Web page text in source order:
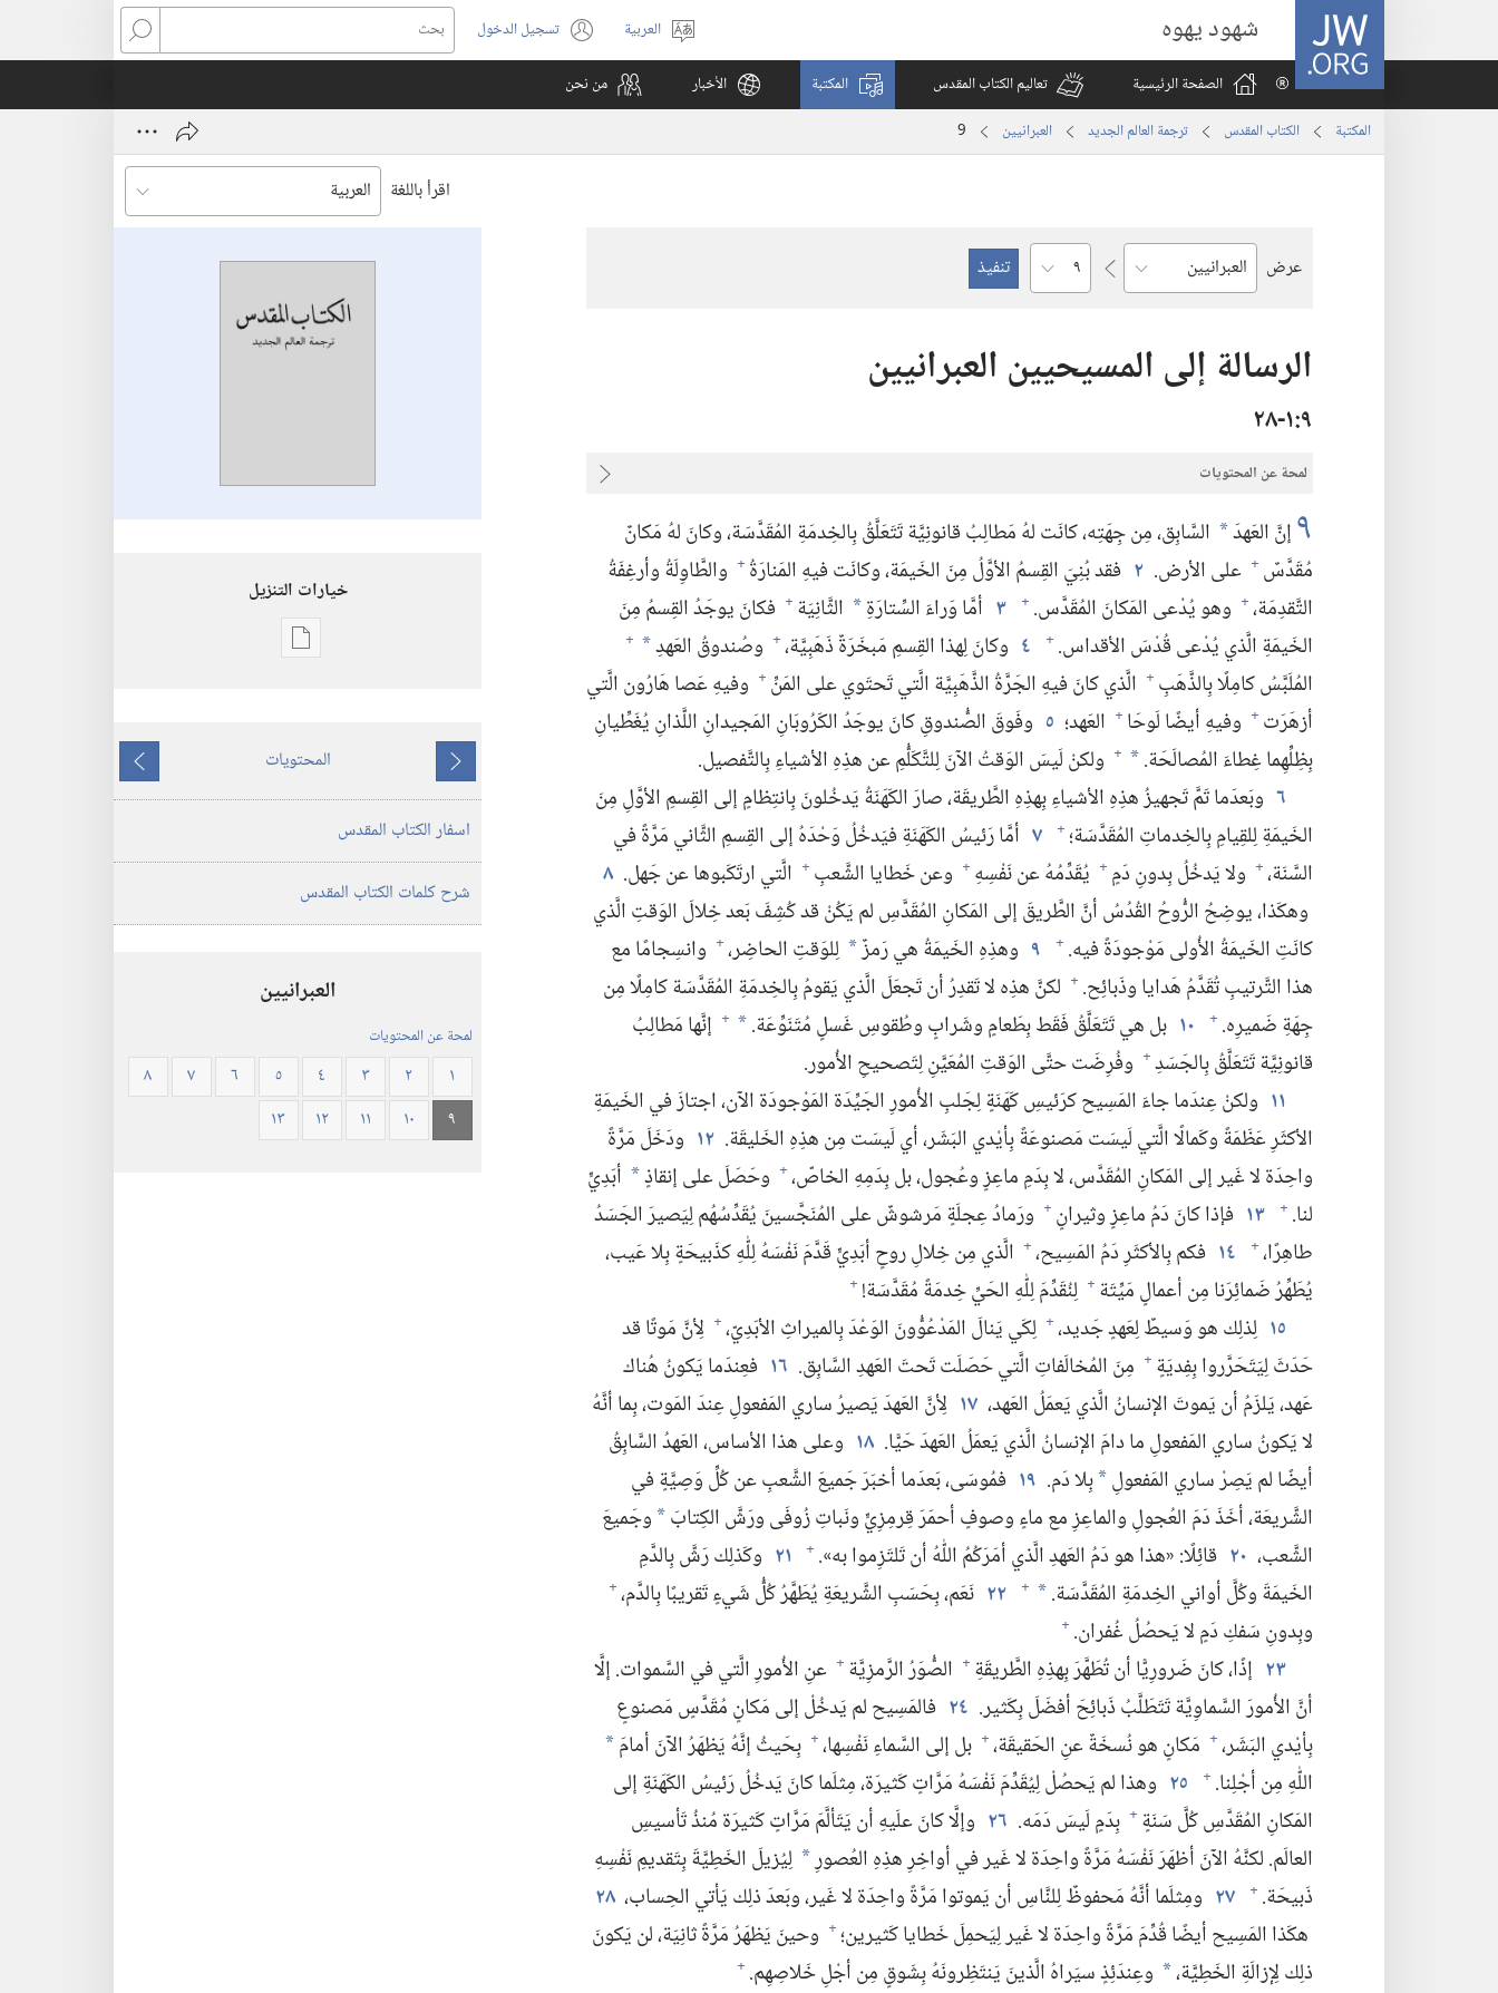
JW.ORG شهود يهوه
اختر
اللغة
العربية تسجيل الدخول
(يفتح
نافذة
بحث
الصفحة الرئيسية
تعاليم الكتاب المقدس المكتبة الأخبار من نحن
المكتبة الكتاب المقدس ترجمة العالم الجديد العبرانيين 9
اقرأ باللغة
عرض
السفر
الفصل
الرسالة إلى المسيحيين العبرانيين
٩‏:‏١‏-٢٨
لمحة عن المحتويات
٩إنَّ العَهدَ* السَّابِق،‏ مِن جِهَتِه،‏ كانَت لهُ مَطالِبُ قانونِيَّة تَتَعَلَّقُ بِالخِدمَةِ المُقَدَّسَة،‏ وكانَ لهُ مَكانٌ
مُقَدَّسٌ + على الأرض.‏ ٢ فقد بُنِيَ القِسمُ الأوَّلُ مِنَ الخَيمَة،‏ وكانَت فيهِ المَنارَةُ + والطَّاوِلَةُ وأرغِفَةُ
التَّقدِمَة،‏+ وهو يُدْعى المَكانَ المُقَدَّس.‏ + ٣ أمَّا وَراءَ السِّتارَةِ * الثَّانِيَة + فكانَ يوجَدُ القِسمُ مِنَ
الخَيمَةِ الَّذي يُدْعى قُدْسَ الأقداس.‏ + ٤ وكانَ لِهذا القِسمِ مَبخَرَةٌ ذَهَبِيَّة،‏+ وصُندوقُ العَهدِ*
+
المُلَبَّسُ كامِلًا بِالذَّهَبِ + الَّذي كانَ فيهِ الجَرَّةُ الذَّهَبِيَّة الَّتي تَحتَوي على المَنِّ + وفيهِ عَصا هَارُون الَّتي
أزهَرَت + وفيهِ أيضًا لَوحَا + العَهد؛‏ ٥ وفَوقَ الصُّندوقِ كانَ يوجَدُ الكَرُوبَانِ المَجيدانِ اللَّذانِ يُغَطِّيانِ
بِظِلِّهِما غِطاءَ المُصالَحَة.‏ *
+ ولكنْ لَيسَ الوَقتُ الآنَ لِلتَّكَلُّمِ عن هذِهِ الأشياءِ بِالتَّفصيل.‏
٦ وبَعدَما تَمَّ تَجهيزُ هذِهِ الأشياءِ بِهذِهِ الطَّريقَة،‏ صارَ الكَهَنَةُ يَدخُلونَ بِانتِظامٍ إلى القِسمِ الأوَّلِ مِنَ
الخَيمَةِ لِلقِيامِ بِالخِدماتِ المُقَدَّسَة؛‏+ ٧ أمَّا رَئيسُ الكَهَنَةِ فيَدخُلُ وَحْدَهُ إلى القِسمِ الثَّاني مَرَّةً في
السَّنَة،‏+ ولا يَدخُلُ بِدونِ دَمٍ + يُقَدِّمُهُ عن نَفْسِهِ + وعن خَطايا الشَّعبِ + الَّتي ارتَكَبوها عن جَهل.‏ ٨
وهكَذا،‏ يوضِحُ الرُّوحُ القُدُسُ أنَّ الطَّريقَ إلى المَكانِ المُقَدَّسِ لم يَكُنْ قد كُشِفَ بَعد خِلالَ الوَقتِ الَّذي
كانَتِ الخَيمَةُ الأُولى مَوْجودَةً فيه.‏ + ٩ وهذِهِ الخَيمَةُ هي رَمزٌ* لِلوَقتِ الحاضِر،‏+ وانسِجامًا مع
هذا التَّرتيبِ تُقَدَّمُ هَدايا وذَبائِح.‏ + لكنَّ هذِه لا تَقدِرُ أن تَجعَلَ الَّذي يَقومُ بِالخِدمَةِ المُقَدَّسَة كامِلًا مِن
جِهَةِ ضَميرِه.‏ + ١٠ بل هي تَتَعَلَّقُ فَقَط بِطَعامٍ وشَرابٍ وطُقوسِ غَسلٍ مُتَنَوِّعَة.‏ *
+ إنَّها مَطالِبُ
قانونِيَّة تَتَعَلَّقُ بِالجَسَدِ+ وفُرِضَت حتَّى الوَقتِ المُعَيَّنِ لِتَصحيحِ الأُمور.‏
١١ ولكنْ عِندَما جاءَ المَسِيح كرَئيسِ كَهَنَةٍ لِجَلبِ الأُمورِ الجَيِّدَة المَوْجودَة الآن،‏ اجتازَ في الخَيمَةِ
الأكثَرِ عَظَمَةً وكَمالًا الَّتي لَيسَت مَصنوعَةً بِأيْدي البَشَر،‏ أي لَيسَت مِن هذِهِ الخَليقَة.‏ ١٢ ودَخَلَ مَرَّةً
واحِدَة لا غَير إلى المَكانِ المُقَدَّس،‏ لا بِدَمِ ماعِزٍ وعُجول،‏ بل بِدَمِهِ الخاصّ،‏+ وحَصَلَ على إنقاذٍ* أبَدِيٍّ
لنا.‏ + ١٣ فإذا كانَ دَمُ ماعِزٍ وثيرانٍ + ورَمادُ عِجلَةٍ مَرشوشٌ على المُنَجَّسينَ يُقَدِّسُهُم لِيَصيرَ الجَسَدُ
طاهِرًا،‏+ ١٤ فكم بِالأكثَرِ دَمُ المَسِيح،‏+ الَّذي مِن خِلالِ روحٍ أبَدِيٍّ قَدَّمَ نَفْسَهُ لِلّٰهِ كذَبيحَةٍ بِلا عَيب،‏
يُطَهِّرُ ضَمائِرَنا مِن أعمالٍ مَيِّتَة + لِنُقَدِّمَ لِلّٰهِ الحَيِّ خِدمَةً مُقَدَّسَة!‏ +
١٥ لِذلِك هو وَسيطٌ لِعَهدٍ جَديد،‏+ لِكَي يَنالَ المَدْعُوُّونَ الوَعْدَ بِالميراثِ الأبَدِيّ،‏+ لِأنَّ مَوتًا قد
حَدَثَ لِيَتَحَرَّروا بِفِديَةٍ + مِنَ المُخالَفاتِ الَّتي حَصَلَت تَحتَ العَهدِ السَّابِق.‏ ١٦ فعِندَما يَكونُ هُناك
عَهد،‏ يَلزَمُ أن يَموتَ الإنسانُ الَّذي يَعمَلُ العَهد،‏ ١٧ لِأنَّ العَهدَ يَصيرُ ساري المَفعولِ عِندَ المَوت،‏ بِما أنَّهُ
لا يَكونُ ساري المَفعولِ ما دامَ الإنسانُ الَّذي يَعمَلُ العَهدَ حَيًّا.‏ ١٨ وعلى هذا الأساس،‏ العَهدُ السَّابِقُ
أيضًا لم يَصِرْ ساري المَفعولِ *بِلا دَم.‏ ١٩ فمُوسَى،‏ بَعدَما أخبَرَ جَميعَ الشَّعبِ عن كُلِّ وَصِيَّةٍ في
الشَّريعَة،‏ أخَذَ دَمَ العُجولِ والماعِزِ مع ماءٍ وصوفٍ أحمَرَ قِرمِزِيٍّ ونَباتِ زُوفَى ورَشَّ الكِتابَ * وجَميعَ
الشَّعب،‏ ٢٠ قائِلًا:‏ «هذا هو دَمُ العَهدِ الَّذي أمَرَكُمُ اللّٰهُ أن تَلتَزِموا به».‏ + ٢١ وكَذلِك رَشَّ بِالدَّمِ
الخَيمَةَ وكُلَّ أواني الخِدمَةِ المُقَدَّسَة.‏ *
+ ٢٢ نَعَم،‏ بِحَسَبِ الشَّريعَةِ يُطَهَّرُ كُلُّ شَيءٍ تَقريبًا بِالدَّم،‏+
وبِدونِ سَفكِ دَمٍ لا يَحصُلُ غُفران.‏ +
٢٣ إذًا،‏ كانَ ضَرورِيًّا أن تُطَهَّرَ بِهذِهِ الطَّريقَةِ + الصُّوَرُ الرَّمزِيَّة + عنِ الأُمورِ الَّتي في السَّموات.‏ إلَّا
أنَّ الأُمورَ السَّماوِيَّة تَتَطَلَّبُ ذَبائِحَ أفضَلَ بِكَثير.‏ ٢٤ فالمَسِيح لم يَدخُلْ إلى مَكانٍ مُقَدَّسٍ مَصنوعٍ
بِأيْدي البَشَر،‏+ مَكانٍ هو نُسخَةٌ عنِ الحَقيقَة،‏+ بل إلى السَّماءِ نَفْسِها،‏+ بِحَيثُ إنَّهُ يَظهَرُ الآنَ أمامَ *
اللّٰهِ مِن أجْلِنا.‏ + ٢٥ وهذا لم يَحصُلْ لِيُقَدِّمَ نَفْسَهُ مَرَّاتٍ كَثيرَة،‏ مِثلَما كانَ يَدخُلُ رَئيسُ الكَهَنَةِ إلى
المَكانِ المُقَدَّسِ كُلَّ سَنَةٍ + بِدَمٍ لَيسَ دَمَه.‏ ٢٦ وإلَّا كانَ علَيهِ أن يَتَألَّمَ مَرَّاتٍ كَثيرَة مُنذُ تَأسيسِ
العالَم.‏ لكنَّهُ الآنَ أظهَرَ نَفْسَهُ مَرَّةً واحِدَة لا غَير في أواخِرِ هذِهِ العُصورِ* لِيُزيلَ الخَطِيَّةَ بِتَقديمِ نَفْسِهِ
ذَبيحَة.‏ + ٢٧ ومِثلَما أنَّهُ مَحفوظٌ لِلنَّاسِ أن يَموتوا مَرَّةً واحِدَة لا غَير،‏ وبَعدَ ذلِك يَأتي الحِساب،‏ ٢٨
هكَذا المَسِيح أيضًا قُدِّمَ مَرَّةً واحِدَة لا غَير لِيَحمِلَ خَطايا كَثيرين؛‏+ وحينَ يَظهَرُ مَرَّةً ثانِيَة،‏ لن يَكونَ
ذلِك لِإزالَةِ الخَطِيَّة،‏* وعِندَئِذٍ سيَراهُ الَّذينَ يَنتَظِرونَهُ بِشَوقٍ مِن أجْلِ خَلاصِهِم.‏ +
خيارات التنزيل
خيارات
العالم
الجديد
المقدس
المنقحة
ما
يسبق
المحتويات
ما
يلي
اسفار الكتاب المقدس
شرح كلمات الكتاب المقدس
العبرانيين
لمحة عن المحتويات
١ ٢ ٣ ٤ ٥ ٦ ٧
٨
٩
١٠ ١١ ١٢ ١٣